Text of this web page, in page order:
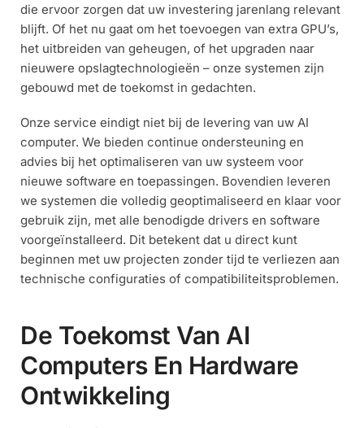
die ervoor zorgen dat uw investering jarenlang relevant
blijft. Of het nu gaat om het toevoegen van extra GPU’s,
het uitbreiden van geheugen, of het upgraden naar
nieuwere opslagtechnologieën – onze systemen zijn
gebouwd met de toekomst in gedachten.
Onze service eindigt niet bij de levering van uw AI
computer. We bieden continue ondersteuning en
advies bij het optimaliseren van uw systeem voor
nieuwe software en toepassingen. Bovendien leveren
we systemen die volledig geoptimaliseerd en klaar voor
gebruik zijn, met alle benodigde drivers en software
voorgeïnstalleerd. Dit betekent dat u direct kunt
beginnen met uw projecten zonder tijd te verliezen aan
technische configuraties of compatibiliteitsproblemen.
De Toekomst Van AI
Computers En Hardware
Ontwikkeling